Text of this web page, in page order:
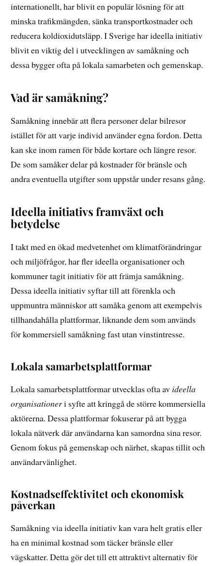
internationellt, har blivit en populär lösning för att
minska trafikmängden, sänka transportkostnader och
reducera koldioxidutsläpp. I Sverige har ideella initiativ
blivit en viktig del i utvecklingen av samåkning och
dessa bygger ofta på lokala samarbeten och gemenskap.
Vad är samåkning?
Samåkning innebär att flera personer delar bilresor
istället för att varje individ använder egna fordon. Detta
kan ske inom ramen för både kortare och längre resor.
De som samåker delar på kostnader för bränsle och
andra eventuella utgifter som uppstår under resans gång.
Ideella initiativs framväxt och
betydelse
I takt med en ökad medvetenhet om klimatförändringar
och miljöfrågor, har fler ideella organisationer och
kommuner tagit initiativ för att främja samåkning.
Dessa ideella initiativ syftar till att förenkla och
uppmuntra människor att samåka genom att exempelvis
tillhandahålla plattformar, liknande dem som används
för kommersiell samåkning fast utan vinstintresse.
Lokala samarbetsplattformar
Lokala samarbetsplattformar utvecklas ofta av ideella
organisationeri syfte att kringgå de större kommersiella
aktörerna. Dessa plattformar fokuserar på att bygga
lokala nätverk där användarna kan samordna sina resor.
Genom fokus på gemenskap och närhet, skapas tillit och
användarvänlighet.
Kostnadseffektivitet och ekonomisk
påverkan
Samåkning via ideella initiativ kan vara helt gratis eller
ha en minimal kostnad som täcker bränsle eller
vägskatter. Detta gör det till ett attraktivt alternativ för